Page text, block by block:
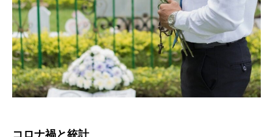
コロナ禍と統計